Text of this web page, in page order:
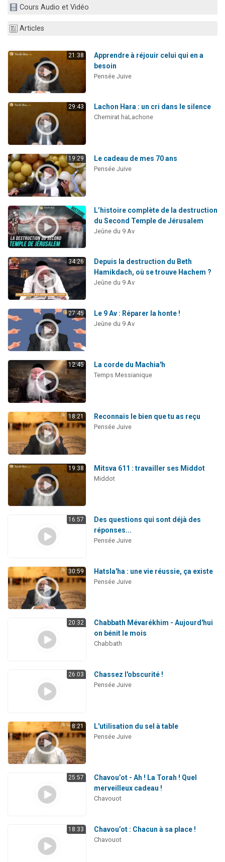
2 personnes viennent de nous rejoindre sur WhatsApp
5 personnes viennent de faire un don pour Reloger Rivka, 6 enfants, victime de violences...
Cours Audio et Vidéo
Articles
21:38
Apprendre à réjouir celui qui en a
besoin
Pensée Juive
29:43 Lachon Hara : un cri dans le silence
Chemirat haLachone
19:29 Le cadeau de mes 70 ans
Pensée Juive
L’histoire complète de la destruction
du Second Temple de Jérusalem
Jeûne du 9 Av
34:26
Depuis la destruction du Beth
Hamikdach, où se trouve Hachem ?
Jeûne du 9 Av
27:45 Le 9 Av : Réparer la honte !
Jeûne du 9 Av
12:45 La corde du Machia'h
Temps Messianique
18:21 Reconnais le bien que tu as reçu
Pensée Juive
19:38 Mitsva 611 : travailler ses Middot
Middot
16:57
Des questions qui sont déjà des
réponses...
Pensée Juive
30:59 Hatsla'ha : une vie réussie, ça existe
Pensée Juive
20:32
Chabbath Mévarékhim - Aujourd'hui
on bénit le mois
Chabbath
26:03 Chassez l'obscurité !
Pensée Juive
8:21 L'utilisation du sel à table
Pensée Juive
25:57
Chavou’ot - Ah ! La Torah ! Quel
merveilleux cadeau !
Chavouot
18:33 Chavou’ot : Chacun à sa place !
Chavouot